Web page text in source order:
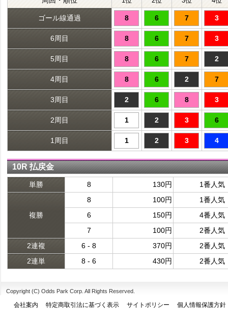
ゴール線通過 8 6 7 3
6周目 8 6 7 3
5周目 8 6 7 2
4周目 8 6 2 7
3周目 2 6 8 3
2周目 1 2 3 6
1周目 1 2 3 4
10R 払戻金
単勝 8 130円 1番人気
複勝
8 100円
1番人気
6
150円
4番人気
7
100円
2番人気
2連複
6 - 8 370円
2番人気
2連単
8 - 6 430円 2番人気
Copyright (C) Odds Park Corp. All Rights Reserved.
会社案内 特定商取引法に基づく表示 サイトポリシー
個人情報保護方針